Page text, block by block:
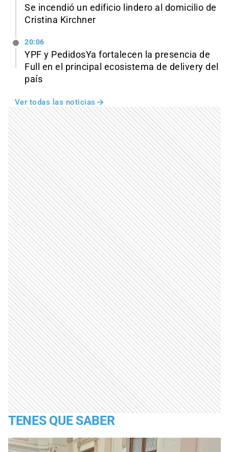
Se incendió un edificio lindero al domicilio de
Cristina Kirchner
20:06
YPF y PedidosYa fortalecen la presencia de
Full en el principal ecosistema de delivery del
país
Ver todas las noticias
TENES QUE SABER